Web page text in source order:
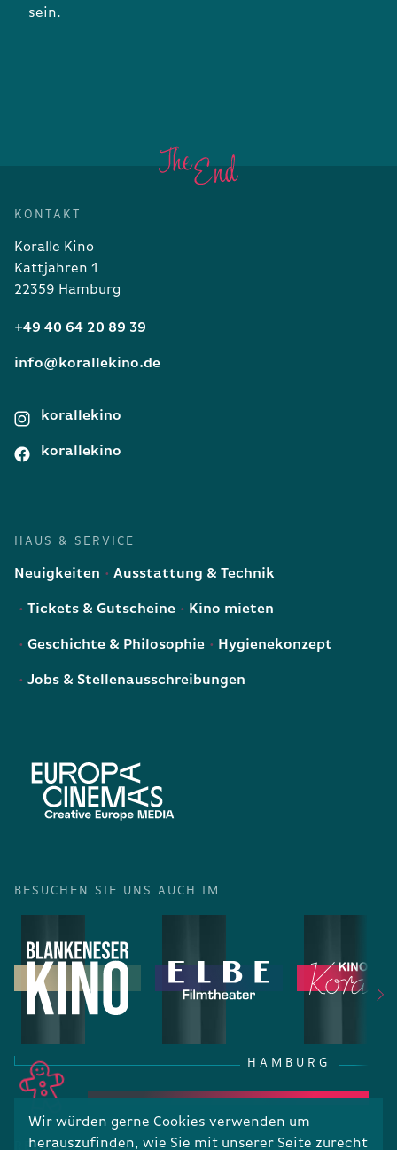
Wir würden gerne Cookies verwenden um
herauszufinden, wie Sie mit unserer Seite zurecht
sein.
KONTAKT
Koralle Kino
Kattjahren 1
22359 Hamburg
+49 40 64 20 89 39
info@korallekino.de
korallekino
korallekino
HAUS & SERVICE
Neuigkeiten Ausstattung & Technik
Tickets & Gutscheine Kino mieten
Geschichte & Philosophie Hygienekonzept
Jobs & Stellenausschreibungen
BESUCHEN SIE UNS AUCH IM
HAMBURG
RECHTLICHES